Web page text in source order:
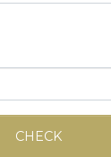
CHECK